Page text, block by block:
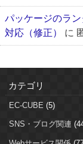
パッケージのラ
対応（修正）
に
カテゴリ
EC-CUBE (5)
SNS・ブログ関連